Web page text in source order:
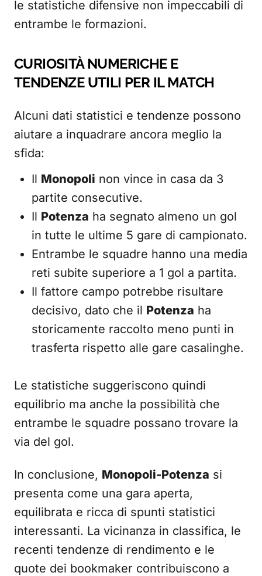
le statistiche difensive non impeccabili di
entrambe le formazioni.
CURIOSITÀ NUMERICHE E
TENDENZE UTILI PER IL MATCH
Alcuni dati statistici e tendenze possono
aiutare a inquadrare ancora meglio la
sfida:
Il Monopoli non vince in casa da 3
partite consecutive.
Il Potenza ha segnato almeno un gol
in tutte le ultime 5 gare di campionato.
Entrambe le squadre hanno una media
reti subite superiore a 1 gol a partita.
Il fattore campo potrebbe risultare
decisivo, dato che il Potenza ha
storicamente raccolto meno punti in
trasferta rispetto alle gare casalinghe.
Le statistiche suggeriscono quindi
equilibrio ma anche la possibilità che
entrambe le squadre possano trovare la
via del gol.
In conclusione, Monopoli-Potenza si
presenta come una gara aperta,
equilibrata e ricca di spunti statistici
interessanti. La vicinanza in classifica, le
recenti tendenze di rendimento e le
quote dei bookmaker contribuiscono a